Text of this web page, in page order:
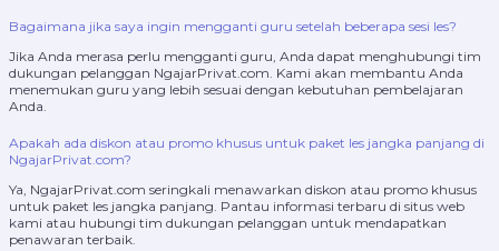
Bagaimana jika saya ingin mengganti guru setelah beberapa sesi les?
Jika Anda merasa perlu mengganti guru, Anda dapat menghubungi tim
dukungan pelanggan NgajarPrivat.com. Kami akan membantu Anda
menemukan guru yang lebih sesuai dengan kebutuhan pembelajaran
Anda.
Apakah ada diskon atau promo khusus untuk paket les jangka panjang di
NgajarPrivat.com?
Ya, NgajarPrivat.com seringkali menawarkan diskon atau promo khusus
untuk paket les jangka panjang. Pantau informasi terbaru di situs web
kami atau hubungi tim dukungan pelanggan untuk mendapatkan
penawaran terbaik.